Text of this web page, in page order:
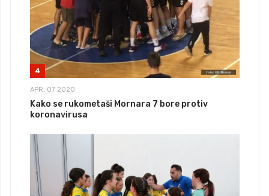
4
APR, 07 2020
Kako se rukometaši Mornara 7 bore protiv
koronavirusa